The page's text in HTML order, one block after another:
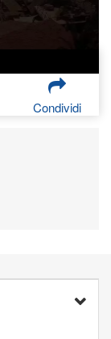
Condividi